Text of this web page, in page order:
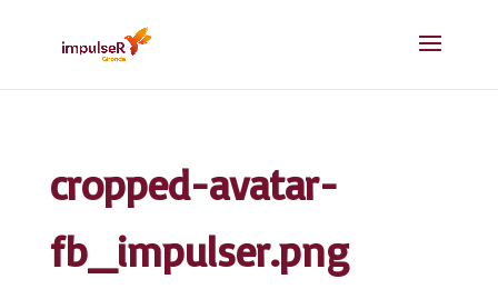
cropped-avatar-
fb_impulser.png